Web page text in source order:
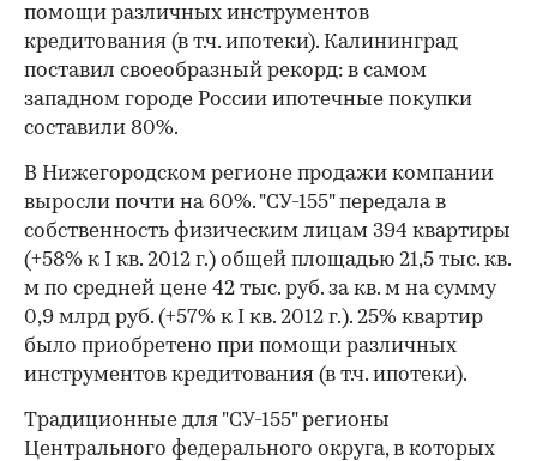
помощи различных инструментов
кредитования (в т.ч. ипотеки). Калининград
поставил своеобразный рекорд: в самом
западном городе России ипотечные покупки
составили 80%.
В Нижегородском регионе продажи компании
выросли почти на 60%. "СУ-155" передала в
собственность физическим лицам 394 квартиры
(+58% к I кв. 2012 г.) общей площадью 21,5 тыс. кв.
м по средней цене 42 тыс. руб. за кв. м на сумму
0,9 млрд руб. (+57% к I кв. 2012 г.). 25% квартир
было приобретено при помощи различных
инструментов кредитования (в т.ч. ипотеки).
Традиционные для "СУ-155" регионы
Центрального федерального округа, в которых